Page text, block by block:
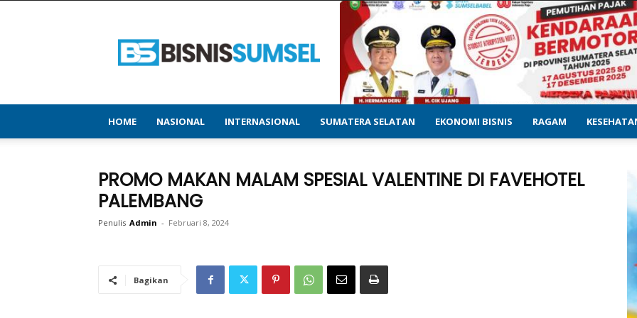
–
Menyajikan
&
Terupdate
HOME NASIONAL INTERNASIONAL SUMATERA SELATAN EKONOMI BISNIS RAGAM
PROMO MAKAN MALAM SPESIAL VALENTINE DI FAVEHOTEL
PALEMBANG
Penulis Admin - Februari 8, 2024
Bagikan